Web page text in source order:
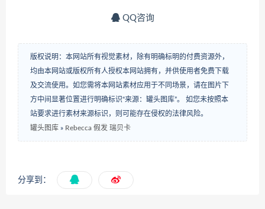
QQ咨询
版权说明：本网站所有视觉素材，除有明确标明的付费资源外，
均由本网站或版权所有人授权本网站拥有，并供使用者免费下载
及交流使用。如您需将本网站素材应用于不同场景，请在图片下
方中间显著位置进行明确标识“来源：罐头图库”。 如您未按照本
站要求进行素材来源标识，则可能存在侵权的法律风险。
罐头图库 » Rebecca 假发 瑞贝卡
分享到：